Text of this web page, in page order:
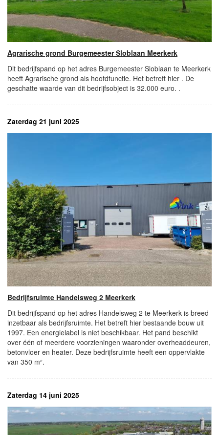
Agrarische grond Burgemeester Sloblaan Meerkerk
Dit bedrijfspand op het adres Burgemeester Sloblaan te Meerkerk
heeft Agrarische grond als hoofdfunctie. Het betreft hier . De
geschatte waarde van dit bedrijfsobject is 32.000 euro. .
Zaterdag 21 juni 2025
Bedrijfsruimte Handelsweg 2 Meerkerk
Dit bedrijfspand op het adres Handelsweg 2 te Meerkerk is breed
inzetbaar als bedrijfsruimte. Het betreft hier bestaande bouw uit
1997. Een energielabel is niet beschikbaar. Het pand beschikt
over één of meerdere voorzieningen waaronder overheaddeuren,
betonvloer en heater. Deze bedrijfsruimte heeft een oppervlakte
van 350 m².
Zaterdag 14 juni 2025